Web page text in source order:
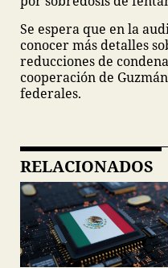
Se espera que en la
conocer más detalles
reducciones de
cooperación de
federales.
RELACIONADOS